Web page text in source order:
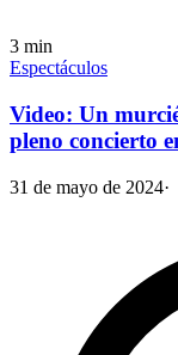
3 min
Espectáculos
Video: Un
pleno concierto
31 de mayo de 2024·